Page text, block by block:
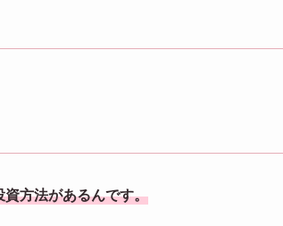
方法があるんです。